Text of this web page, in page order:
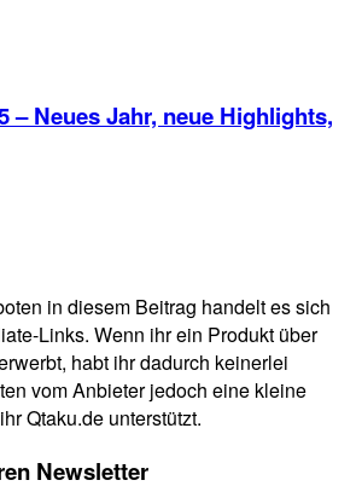
– Neues Jahr, neue Highlights,
in diesem Beitrag handelt es sich
Links. Wenn ihr ein Produkt über
habt ihr dadurch keinerlei
vom Anbieter jedoch eine kleine
Qtaku.de unterstützt.
Newsletter